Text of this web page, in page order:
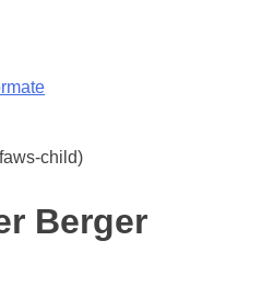
child)
Berger